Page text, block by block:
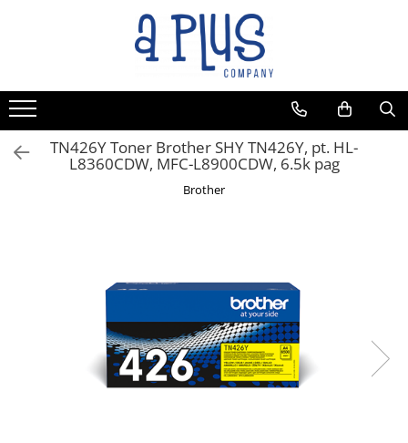
Benzi pentru etichete
Cartuse de cerneala
Cartuse toner
Colectoare toner rezidual
TN426Y Toner Brother SHY TN426Y, pt. HL-
L8360CDW, MFC-L8900CDW, 6.5k pag
Brother